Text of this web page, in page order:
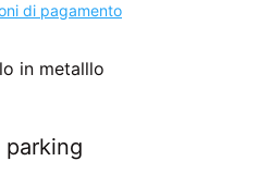
di pagamento
in metalllo
parking